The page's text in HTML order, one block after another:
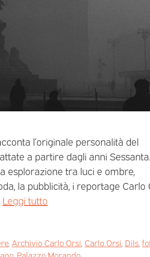
l’originale personalità del
a partire dagli anni Sessanta.
esplorazione tra luci e ombre,
la pubblicità, i reportage Carlo
Leggi tutto
,Archivio Carlo Orsi Carlo Orsi Dils ,